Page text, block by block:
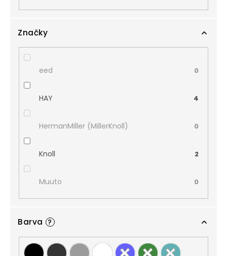
Značky
eed 0
HAY 4
HermanMiller (MillerKnoll) 0
Knoll 2
Muuto 0
Barva ?